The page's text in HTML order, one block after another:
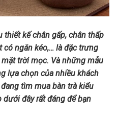
thiết kế chân gấp, chân thấp
có ngăn kéo,… là đặc trưng
trời mọc. Và những mẫu
lựa chọn của nhiều khách
tìm mua bàn trà kiểu
đây rất đáng để bạn